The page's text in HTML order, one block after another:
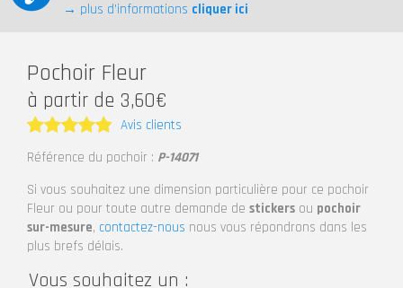
→ plus d’informations cliquer ici
Pochoir Fleur
à partir de 3,60€
Note5
Avis clients
Référence du pochoir : P-14071
Si vous souhaitez une dimension particulière pour ce pochoir
Fleur ou pour toute autre demande de stickers ou pochoir
sur-mesure, contactez-nous nous vous répondrons dans les
plus brefs délais.
Vous souhaitez un :